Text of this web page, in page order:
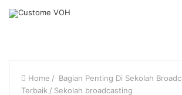
Home / Bagian Penting Di Sekolah
Terbaik / Sekolah broadcasting